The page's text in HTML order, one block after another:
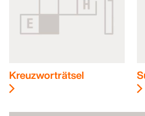
Kreuzworträtsel